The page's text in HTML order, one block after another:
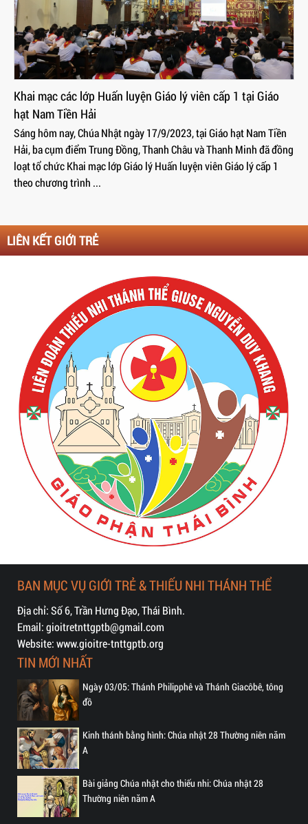
Ban Giáo lý Đức Tin GPTB - Thời Biểu cho Chương trình
Huấn luyện Giáo lý viên cấp I
Kính thưa quý Cha, quý tu sĩ và các học viên, như kế hoạch của
Ban Giáo lý Đức tin đã được Đức Cha Đa Minh - Bề trên giáo phận
và Ban Tư vấn thông qua, vào sáng Chúa Nhật, ngày 17/9/2023 tới
đây, Ban Giáo ...
LIÊN KẾT GIỚI TRẺ
BAN MỤC VỤ GIỚI TRẺ & THIẾU NHI THÁNH THỂ
Địa chỉ: Số 6, Trần Hưng Đạo, Thái Bình.
Email: gioitretnttgptb@gmail.com
Website: www.gioitre-tnttgptb.org
TIN MỚI NHẤT
Ngày 03/05: Thánh Philipphê và Thánh Giacôbê, tông
đồ
Kinh thánh bằng hình: Chúa nhật 28 Thường niên năm
A
Bài giảng Chúa nhật cho thiếu nhi: Chúa nhật 28
Thường niên năm A